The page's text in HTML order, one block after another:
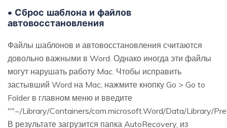
• Сброс шаблона и файлов
автовосстановления
Файлы шаблонов и автовосстановления считаются
довольно важными в Word. Однако иногда эти файлы
могут нарушать работу Mac. Чтобы исправить
застывший Word на Mac, нажмите кнопку Go > Go to
Folder в главном меню и введите
""~/Library/Containers/com.microsoft.Word/Data/Library/
В результате загрузится папка AutoRecovery, из